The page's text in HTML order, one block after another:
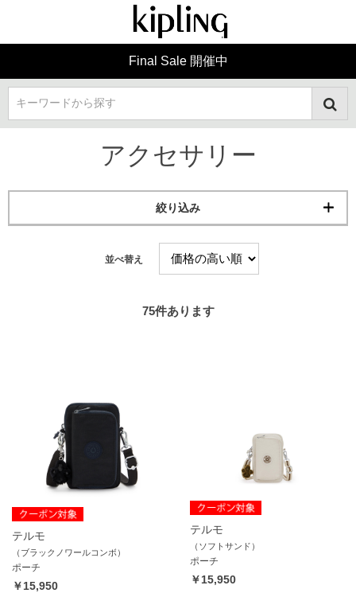
Final Sale 開催中
キーワードから探す
アクセサリー
絞り込み
並べ替え
75件あります
テルモ
（ブラックノワールコンボ）
ポーチ
￥15,950
テルモ
（ソフトサンド）
ポーチ
￥15,950